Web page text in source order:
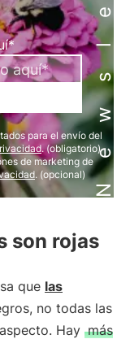
para el envío del
. (obligatorio)
de marketing de
. (opcional)
son rojas
que las
no todas las
Hay más